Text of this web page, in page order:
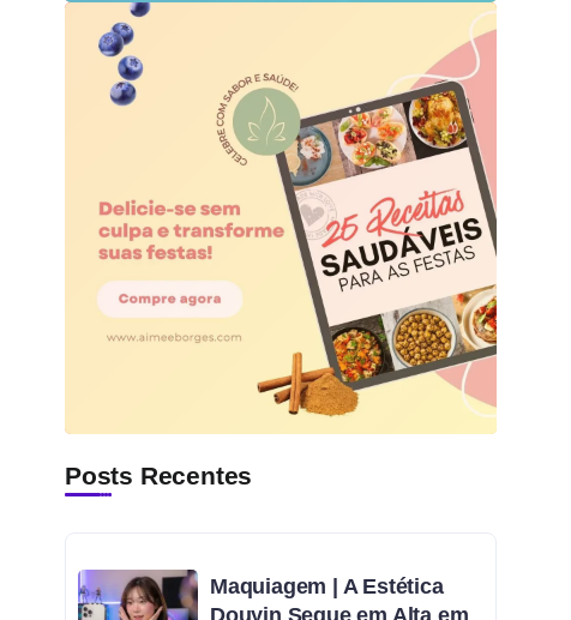
Posts Recentes
Maquiagem | A Estética
Douyin Segue em Alta em